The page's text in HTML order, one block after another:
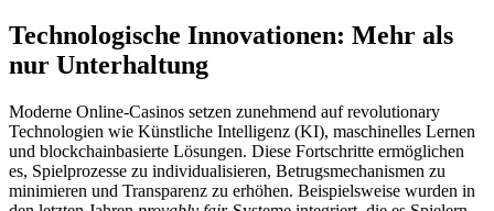
Technologische Innovationen: Mehr als
nur Unterhaltung
Moderne Online-Casinos setzen zunehmend auf revolutionary
Technologien wie Künstliche Intelligenz (KI), maschinelles Lernen
und blockchainbasierte Lösungen. Diese Fortschritte ermöglichen
es, Spielprozesse zu individualisieren, Betrugsmechanismen zu
minimieren und Transparenz zu erhöhen. Beispielsweise wurden in